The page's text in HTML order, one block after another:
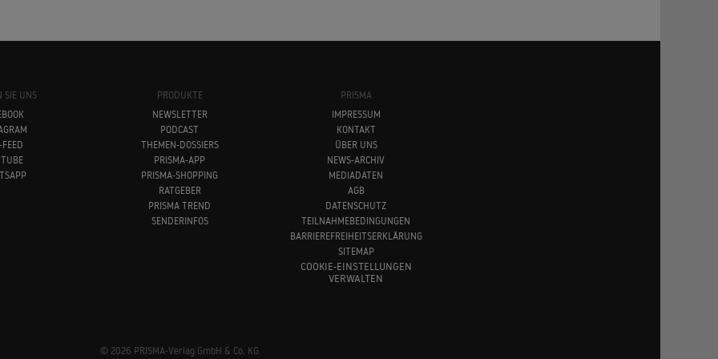
SIE UNS
FEED
PRODUKTE
NEWSLETTER
PODCAST
THEMEN-DOSSIERS
PRISMA-APP
PRISMA-SHOPPING
RATGEBER
PRISMA TREND
SENDERINFOS
PRISMA
IMPRESSUM
KONTAKT
ÜBER UNS
NEWS-ARCHIV
MEDIADATEN
AGB
DATENSCHUTZ
TEILNAHMEBEDINGUNGEN
BARRIEREFREIHEITSERKLÄRUNG
SITEMAP
COOKIE-EINSTELLUNGEN
VERWALTEN
© 2026 PRISMA-Verlag GmbH & Co. KG